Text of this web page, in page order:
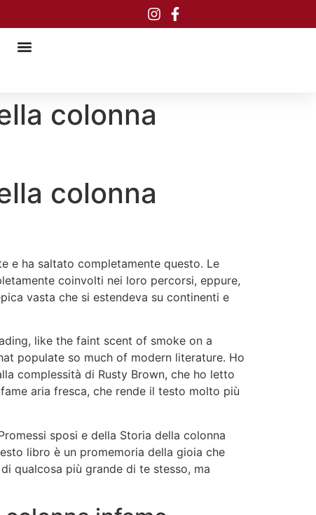
colonna
colonna
e ha saltato completamente questo. Le
coinvolti nei loro percorsi, eppure,
vasta che si estendeva su continenti e
like the faint scent of smoke on a
populate so much of modern literature. Ho
complessità di Rusty Brown, che ho letto
aria fresca, che rende il testo molto più
sposi e della Storia della colonna
libro è un promemoria della gioia che
qualcosa più grande di te stesso, ma